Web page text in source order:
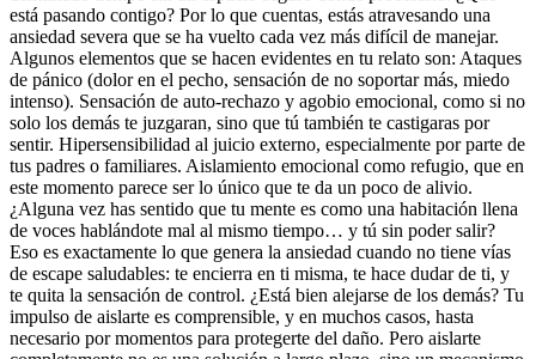
está pasando contigo? Por lo que cuentas, estás atravesando una
ansiedad severa que se ha vuelto cada vez más difícil de manejar.
Algunos elementos que se hacen evidentes en tu relato son: Ataques
de pánico (dolor en el pecho, sensación de no soportar más, miedo
intenso). Sensación de auto-rechazo y agobio emocional, como si no
solo los demás te juzgaran, sino que tú también te castigaras por
sentir. Hipersensibilidad al juicio externo, especialmente por parte de
tus padres o familiares. Aislamiento emocional como refugio, que en
este momento parece ser lo único que te da un poco de alivio.
¿Alguna vez has sentido que tu mente es como una habitación llena
de voces hablándote mal al mismo tiempo… y tú sin poder salir?
Eso es exactamente lo que genera la ansiedad cuando no tiene vías
de escape saludables: te encierra en ti misma, te hace dudar de ti, y
te quita la sensación de control. ¿Está bien alejarse de los demás? Tu
impulso de aislarte es comprensible, y en muchos casos, hasta
necesario por momentos para protegerte del daño. Pero aislarte